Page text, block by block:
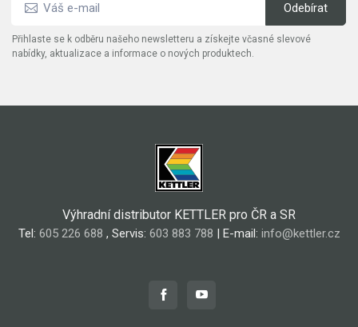
Přihlaste se k odběru našeho newsletteru a získejte včasné slevové
nabídky, aktualizace a informace o nových produktech.
Výhradní distributor KETTLER pro ČR a SR
Tel: 605 226 688 , Servis: 603 883 788 | E-mail: info@kettler.cz